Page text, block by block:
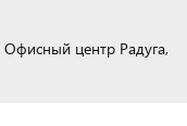
Офисный центр Радуга,